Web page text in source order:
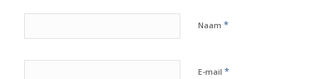
Naam *
E-mail *